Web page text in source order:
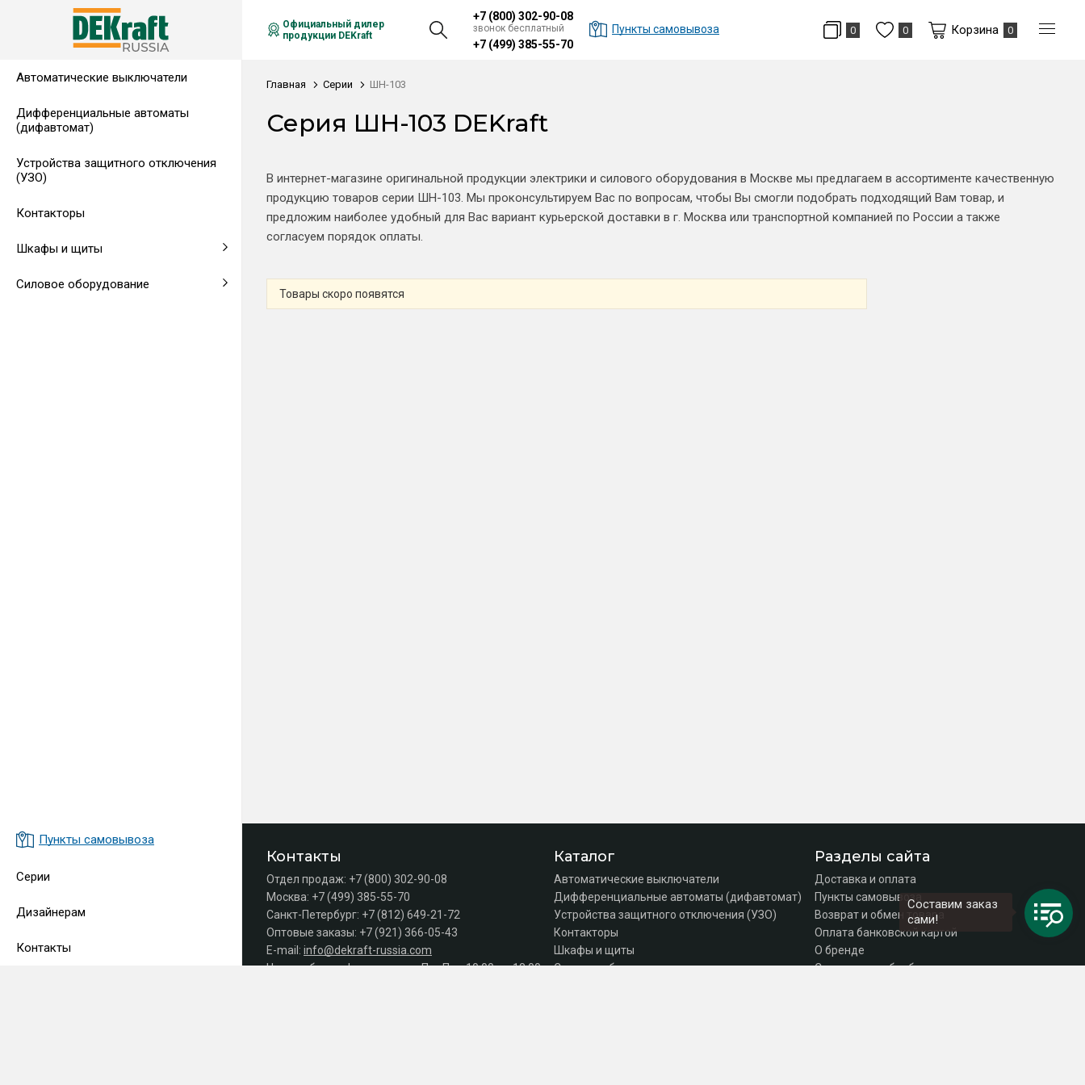
Автоматические выключатели
Дифференциальные автоматы
(дифавтомат)
Устройства защитного отключения
(УЗО)
Контакторы
Шкафы и щиты
Распределительные щиты,
Напольные щиты
Клеммы и комплектующие
Клеммы на DIN-рейку
Аксессуары для щитов
Силовое оборудование
Автоматические выключатели в
Аксессуары
Предохранители
Щитовые приборы
Амперметры
Автоматические воздушные
выключатели
Воздушные автоматические
Пункты самовывоза
Серии
Дизайнерам
Контакты
Официальный дилер
продукции DEKraft
+7 (800) 302-90-08
звонок бесплатный
+7 (499) 385-55-70
Пункты самовывоза 0 0 Корзина 0
Главная Серии ШН-103
Серия ШН-103 DEKraft
В интернет-магазине оригинальной продукции электрики и силового оборудования в Москве мы предлагаем в ассортименте качественную
продукцию товаров серии ШН-103. Мы проконсультируем Вас по вопросам, чтобы Вы смогли подобрать подходящий Вам товар, и
предложим наиболее удобный для Вас вариант курьерской доставки в г. Москва или транспортной компанией по России а также
согласуем порядок оплаты.
Товары скоро появятся
Контакты
Отдел продаж: +7 (800) 302-90-08
Москва: +7 (499) 385-55-70
Санкт-Петербург: +7 (812) 649-21-72
Оптовые заказы: +7 (921) 366-05-43
E-mail: info@dekraft-russia.com
Часы работы офиса продаж: Пн–Пт с 10:00 до 18:00
Каталог
Автоматические выключатели
Дифференциальные автоматы (дифавтомат)
Устройства защитного отключения (УЗО)
Контакторы
Шкафы и щиты
Силовое оборудование
Разделы сайта
Доставка и оплата
Пункты самовывоза
Возврат и обмен товара
Оплата банковской картой
О бренде
Согласие на обработку персональных данных
Составим заказ
сами!